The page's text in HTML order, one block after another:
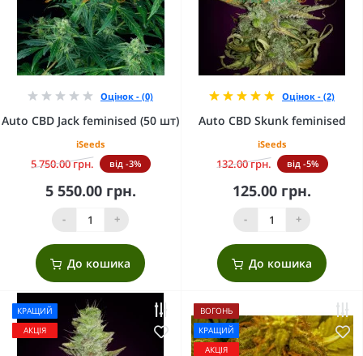
Оцінок - (0)
Auto CBD Jack feminised (50 шт)
iSeeds
5 750.00 грн. від -3%
5 550.00 грн.
- +
До кошика
Оцінок - (2)
Auto CBD Skunk feminised
iSeeds
132.00 грн. від -5%
125.00 грн.
- +
До кошика
КРАЩИЙ
АКЦІЯ
ВОГОНЬ
КРАЩИЙ
АКЦІЯ